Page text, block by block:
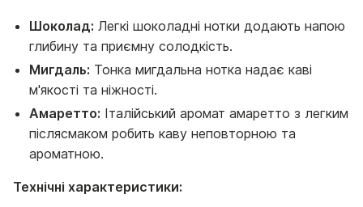
Шоколад: Легкі шоколадні нотки додають напою
глибину та приємну солодкість.
Мигдаль: Тонка мигдальна нотка надає каві
м'якості та ніжності.
Амаретто: Італійський аромат амаретто з легким
післясмаком робить каву неповторною та
ароматною.
Технічні характеристики: